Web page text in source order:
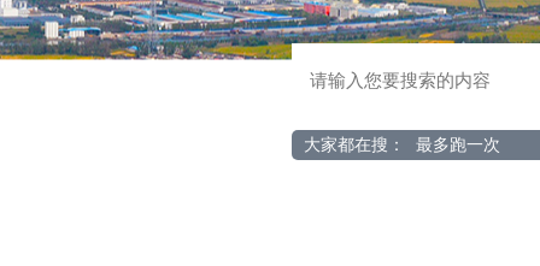
大家都在搜： 最多跑一次